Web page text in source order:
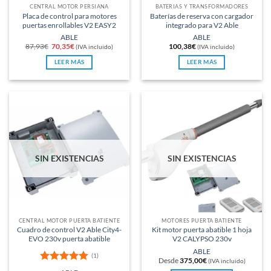
CENTRAL MOTOR PERSIANA
Placa de control para motores
puertas enrollables V2 EASY2
ABLE
87,93€ El
precio
original
era:
87,93€.
70,35€El
precio
actual
es:
70,35€.
(IVA incluido)
LEER MÁS
BATERÍAS Y TRANSFORMADORES
Baterías de reserva con cargador
integrado para V2 Able
ABLE
100,38€(IVA incluido)
LEER MÁS
SIN EXISTENCIAS
CENTRAL MOTOR PUERTA BATIENTE
Cuadro de control V2 Able City4-
EVO 230v puerta abatible
(1)
SIN EXISTENCIAS
MOTORES PUERTA BATIENTE
Kit motor puerta abatible 1 hoja
V2 CALYPSO 230v
ABLE
Desde375,00€ (IVA incluido)